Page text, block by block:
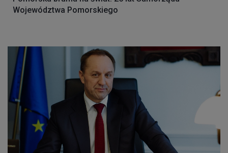
Województwa Pomorskiego